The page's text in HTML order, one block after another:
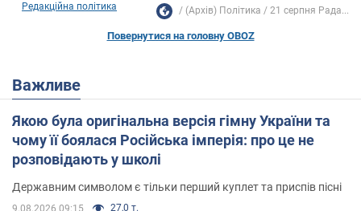
Редакційна політика (Архів) Політика 21 серпня Рада...
Повернутися на головну OBOZ
Важливе
Якою була оригінальна версія гімну України та
чому її боялася Російська імперія: про це не
розповідають у школі
Державним символом є тільки перший куплет та приспів пісні
27,0 т.